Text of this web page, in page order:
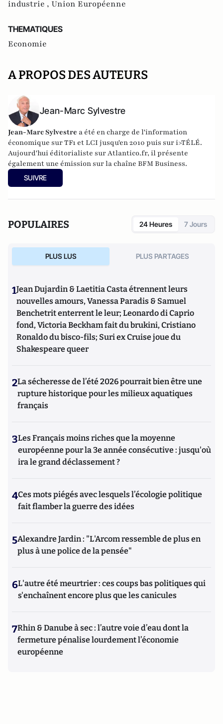
industrie , Union Européenne
THEMATIQUES
Economie
A PROPOS DES AUTEURS
Jean-Marc Sylvestre
Jean-Marc Sylvestre a été en charge de l'information
économique sur TF1 et LCI jusqu'en 2010 puis sur i>TÉLÉ.
Aujourd'hui éditorialiste sur Atlantico.fr, il présente
également une émission sur la chaîne BFM Business.
SUIVRE
POPULAIRES 24 Heures 7 Jours
PLUS LUS PLUS PARTAGES
1Jean Dujardin & Laetitia Casta étrennent leurs
nouvelles amours, Vanessa Paradis & Samuel
Benchetrit enterrent le leur; Leonardo di Caprio
fond, Victoria Beckham fait du brukini, Cristiano
Ronaldo du bisco-fils; Suri ex Cruise joue du
Shakespeare queer
2La sécheresse de l’été 2026 pourrait bien être une
rupture historique pour les milieux aquatiques
français
3Les Français moins riches que la moyenne
européenne pour la 3e année consécutive : jusqu'où
ira le grand déclassement ?
4Ces mots piégés avec lesquels l’écologie politique
fait flamber la guerre des idées
5Alexandre Jardin : "L'Arcom ressemble de plus en
plus à une police de la pensée"
6L'autre été meurtrier : ces coups bas politiques qui
s'enchaînent encore plus que les canicules
7Rhin & Danube à sec : l’autre voie d’eau dont la
fermeture pénalise lourdement l’économie
européenne